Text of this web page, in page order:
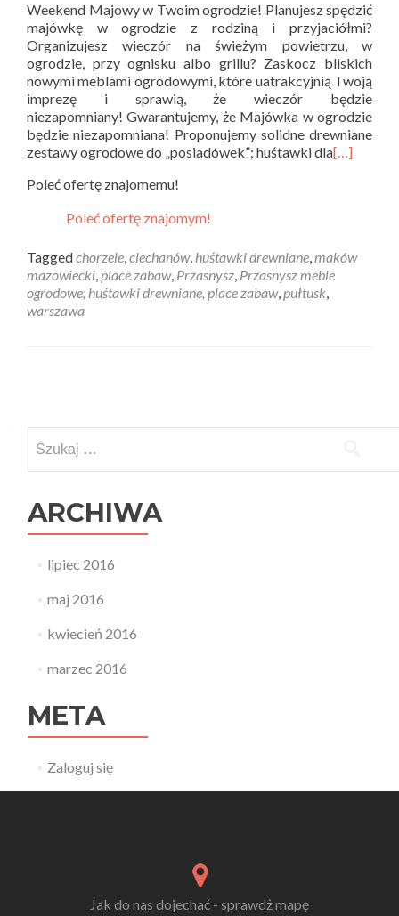
Weekend Majowy w Twoim ogrodzie! Planujesz spędzić
majówkę w ogrodzie z rodziną i przyjaciółmi?
Organizujesz wieczór na świeżym powietrzu, w
ogrodzie, przy ognisku albo grillu? Zaskocz bliskich
nowymi meblami ogrodowymi, które uatrakcyjnią Twoją
imprezę i sprawią, że wieczór będzie
niezapomniany! Gwarantujemy, że Majówka w ogrodzie
będzie niezapomniana! Proponujemy solidne drewniane
zestawy ogrodowe do „posiadówek”; huśtawki dla[…]
Poleć ofertę znajomemu!
Poleć ofertę znajomym!
Taggedchorzele,ciechanów, huśtawki drewniane,maków
mazowiecki,place zabaw, Przasnysz, Przasnysz meble
ogrodowe; huśtawki drewniane, place zabaw,pułtusk,
warszawa
navigation
ARCHIWA
lipiec 2016
maj 2016
kwiecień 2016
marzec 2016
META
Zaloguj się
Jak do nas dojechać - sprawdż mapę